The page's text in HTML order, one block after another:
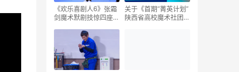
《欢乐喜剧人6》张霜
剑魔术默剧技惊四座，
关于《首期“菁英计划”
陕西省高校魔术社团干